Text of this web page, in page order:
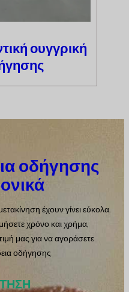
ουγγρική
οδήγησης
έχουν γίνει εύκολα.
χρόνο και χρήμα,
μας για να αγοράσετε
οδήγησης